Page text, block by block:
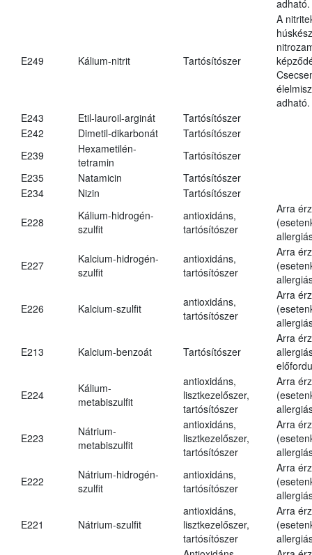
adható.
E249 Kálium-nitrit Tartósítószer
A
adható.
E243
Etil-lauroil-arginát
Tartósítószer
E242
Dimetil-dikarbonát
Tartósítószer
E239
Hexametilén-
tetramin
Tartósítószer
E235
Natamicin
Tartósítószer
E234
Nizin Tartósítószer
E228
Kálium-hidrogén-
szulfit
antioxidáns,
tartósítószer
Arra
E227
Kalcium-hidrogén-
szulfit
antioxidáns,
tartósítószer
Arra
E226 Kalcium-szulfit
antioxidáns,
tartósítószer
Arra
E213 Kalcium-benzoát Tartósítószer
Arra
E224
Kálium-
metabiszulfit
antioxidáns,
lisztkezelőszer,
tartósítószer
Arra
E223
Nátrium-
metabiszulfit
antioxidáns,
lisztkezelőszer,
tartósítószer
Arra
E222
Nátrium-hidrogén-
szulfit
antioxidáns,
tartósítószer
Arra
E221 Nátrium-szulfit
antioxidáns,
lisztkezelőszer,
tartósítószer
Arra